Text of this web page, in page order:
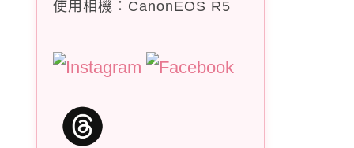
使用相機：CanonEOS R5